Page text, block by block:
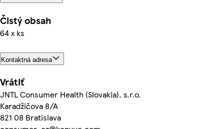
Čistý obsah
64 x ks
Kontaktná adresa
Vrátiť
JNTL Consumer Health (Slovakia), s.r.o.
Karadžičova 8/A
821 08 Bratislava